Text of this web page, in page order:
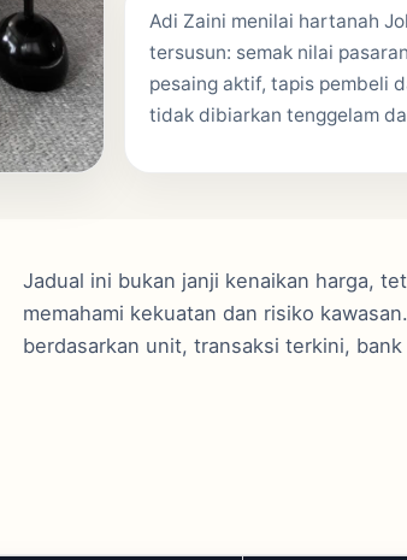
Adi Zaini menilai hartanah
tersusun: semak nilai
pesaing aktif, tapis pembeli
tidak dibiarkan tenggelam
Jadual ini bukan janji kenaikan harga,
memahami kekuatan dan risiko
berdasarkan unit, transaksi terkini,